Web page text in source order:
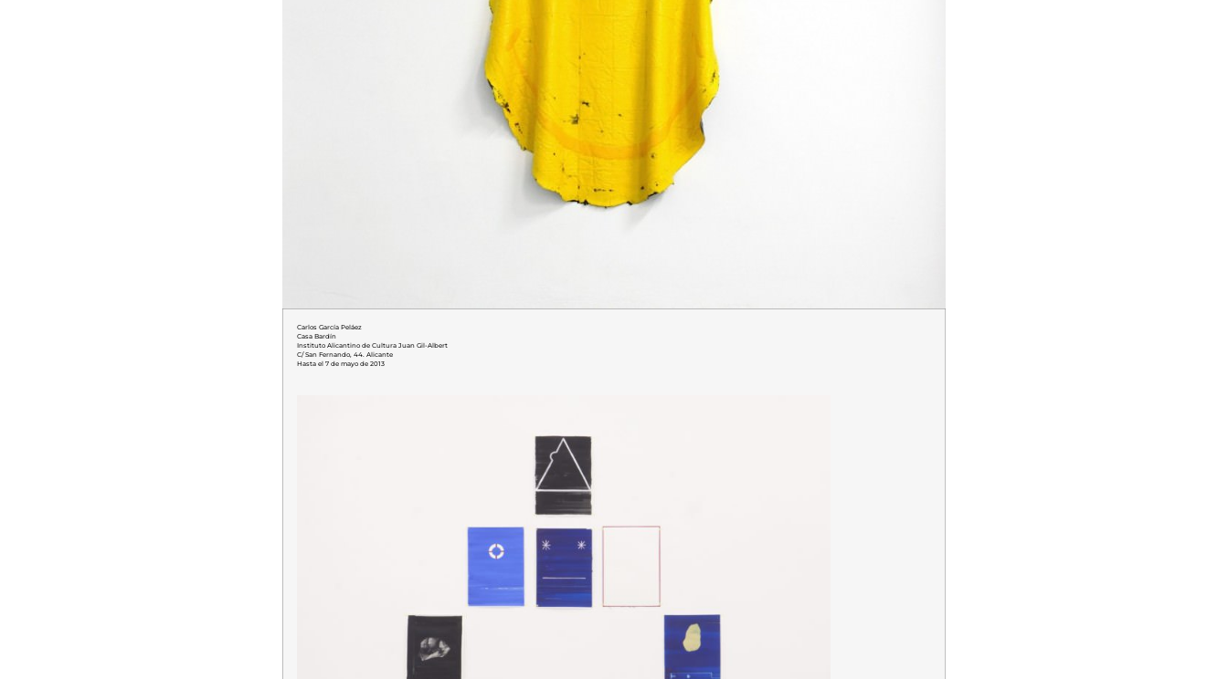
Carlos García Peláez
Casa Bardín
Instituto Alicantino de Cultura Juan Gil-Albert
C/ San Fernando, 44. Alicante
Hasta el 7 de mayo de 2013